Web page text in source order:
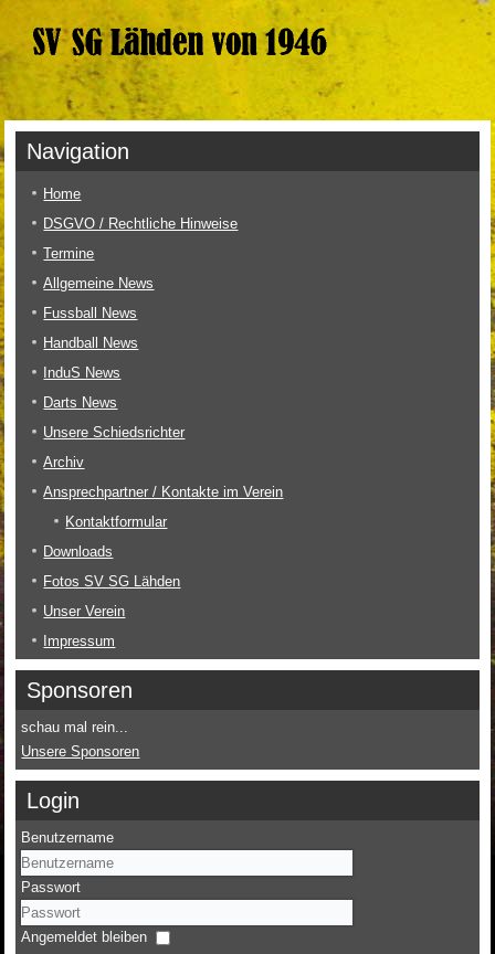
Navigation
Home
DSGVO / Rechtliche Hinweise
Termine
Allgemeine News
Fussball News
Handball News
InduS News
Darts News
Unsere Schiedsrichter
Archiv
Ansprechpartner / Kontakte im Verein
Kontaktformular
Downloads
Fotos SV SG Lähden
Unser Verein
Impressum
Sponsoren
schau mal rein...
Unsere Sponsoren
Login
Benutzername
Passwort
Angemeldet bleiben